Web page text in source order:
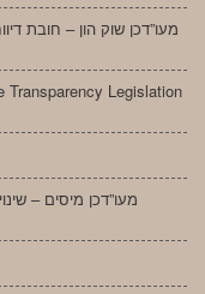
מעו”דכן שוק הון – חובת
Transparency Legislation
מעו”דכן מיסים –